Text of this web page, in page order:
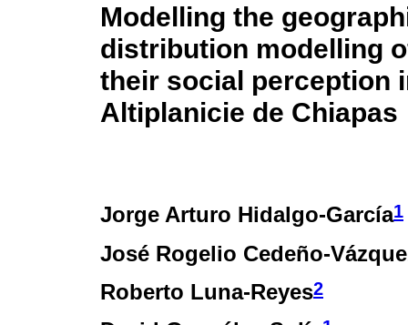
Modelling the
distribution modelling
their social perception
Altiplanicie de Chiapas
Jorge Arturo Hidalgo-García1
José Rogelio Cedeño-
Roberto Luna-Reyes2